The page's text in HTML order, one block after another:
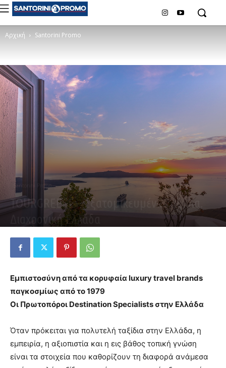
Αρχική Santorini Promo
Santorini Promo
TOURGREECE – Εξατομικευμένα Ταξίδια.
Διαχρονική Ελλάδα
Εμπιστοσύνη από τα κορυφαία luxurytravel brands
παγκοσμίως από το 1979
Οι Πρωτοπόροι DestinationSpecialists στην Ελλάδα
Όταν πρόκειται για πολυτελή ταξίδια στην Ελλάδα, η
εμπειρία, η αξιοπιστία και η εις βάθος τοπική γνώση
είναι τα στοιχεία που καθορίζουν τη διαφορά ανάμεσα